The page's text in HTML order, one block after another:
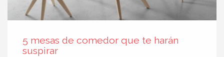
5 mesas de comedor que te harán
suspirar